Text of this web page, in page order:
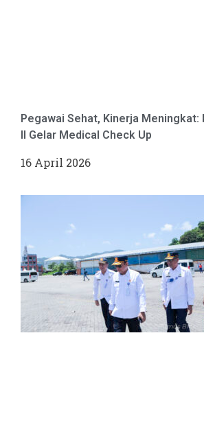
Pegawai Sehat, Kinerja Meningkat:
II Gelar Medical Check Up
16 April 2026